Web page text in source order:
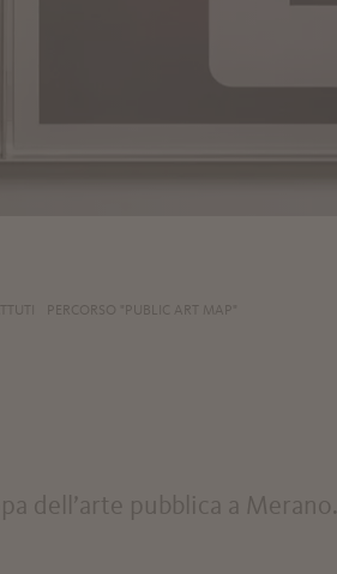
PERCORSO "PUBLIC ART MAP"
dell’arte pubblica a Merano.